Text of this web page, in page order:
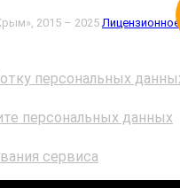
2015 – 2025 Лицензионное
персональных
персональных данных
сервиса